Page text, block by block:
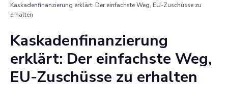
Kaskadenfinanzierung erklärt: Der einfachste Weg, EU-Zuschüsse zu
erhalten
Kaskadenfinanzierung
erklärt: Der einfachste Weg,
EU-Zuschüsse zu erhalten